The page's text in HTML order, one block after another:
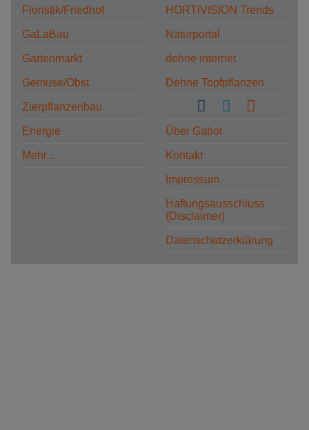
Floristik/Friedhof
GaLaBau
Gartenmarkt
Gemüse/Obst
Zierpflanzenbau
Energie
Mehr...
HORTIVISION Trends
Naturportal
dehne internet
Dehne Topfpflanzen
Über Gabot
Kontakt
Impressum
Haftungsausschluss
(Disclaimer)
Datenschutzerklärung